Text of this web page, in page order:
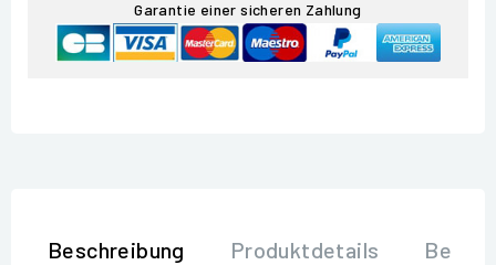
Garantie einer sicheren Zahlung
Beschreibung Produktdetails